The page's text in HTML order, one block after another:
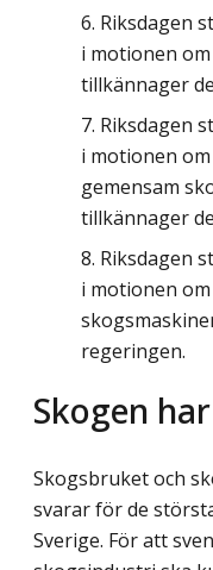
Riksdagen
i motionen
tillkännager
Riksdagen
i motionen
gemensam
tillkännager
Riksdagen
i motionen
regeringen.
Skogen
Skogsbruket och
svarar för de
Sverige. För att